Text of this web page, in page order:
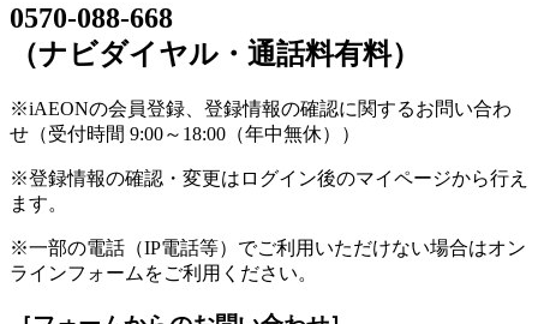
0570-088-668
（ナビダイヤル・通話料有料）
※iAEONの会員登録、登録情報の確認に関するお問い合わ
せ（受付時間 9:00～18:00（年中無休））
※登録情報の確認・変更はログイン後のマイページから行え
ます。
※一部の電話（IP電話等）でご利用いただけない場合はオン
ラインフォームをご利用ください。